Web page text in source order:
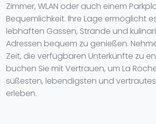
Zimmer, WLAN oder auch einem
Bequemlichkeit. Ihre Lage ermöglicht
lebhaften Gassen, Strände und
Adressen bequem zu genießen.
Zeit, die verfügbaren Unterkünfte zu
buchen Sie mit Vertrauen, um La
süßesten, lebendigsten und
erleben.